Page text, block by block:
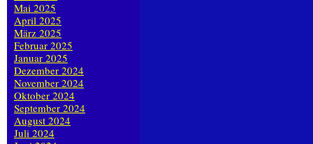
Mai 2025
April 2025
März 2025
Februar 2025
Januar 2025
Dezember 2024
November 2024
Oktober 2024
September 2024
August 2024
Juli 2024